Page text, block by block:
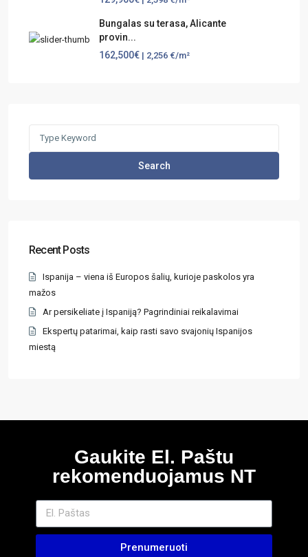
Bungalas su terasa, Alicante
provin...
162,500€ | 2,256 €/m²
Search
Recent Posts
Ispanija – viena iš Europos šalių, kurioje paskolos yra
mažos
Ar persikeliate į Ispaniją? Pagrindiniai reikalavimai
Ekspertų patarimai, kaip rasti savo svajonių Ispanijos
miestą
Gaukite El. Paštu
rekomenduojamus NT
Prenumeruoti